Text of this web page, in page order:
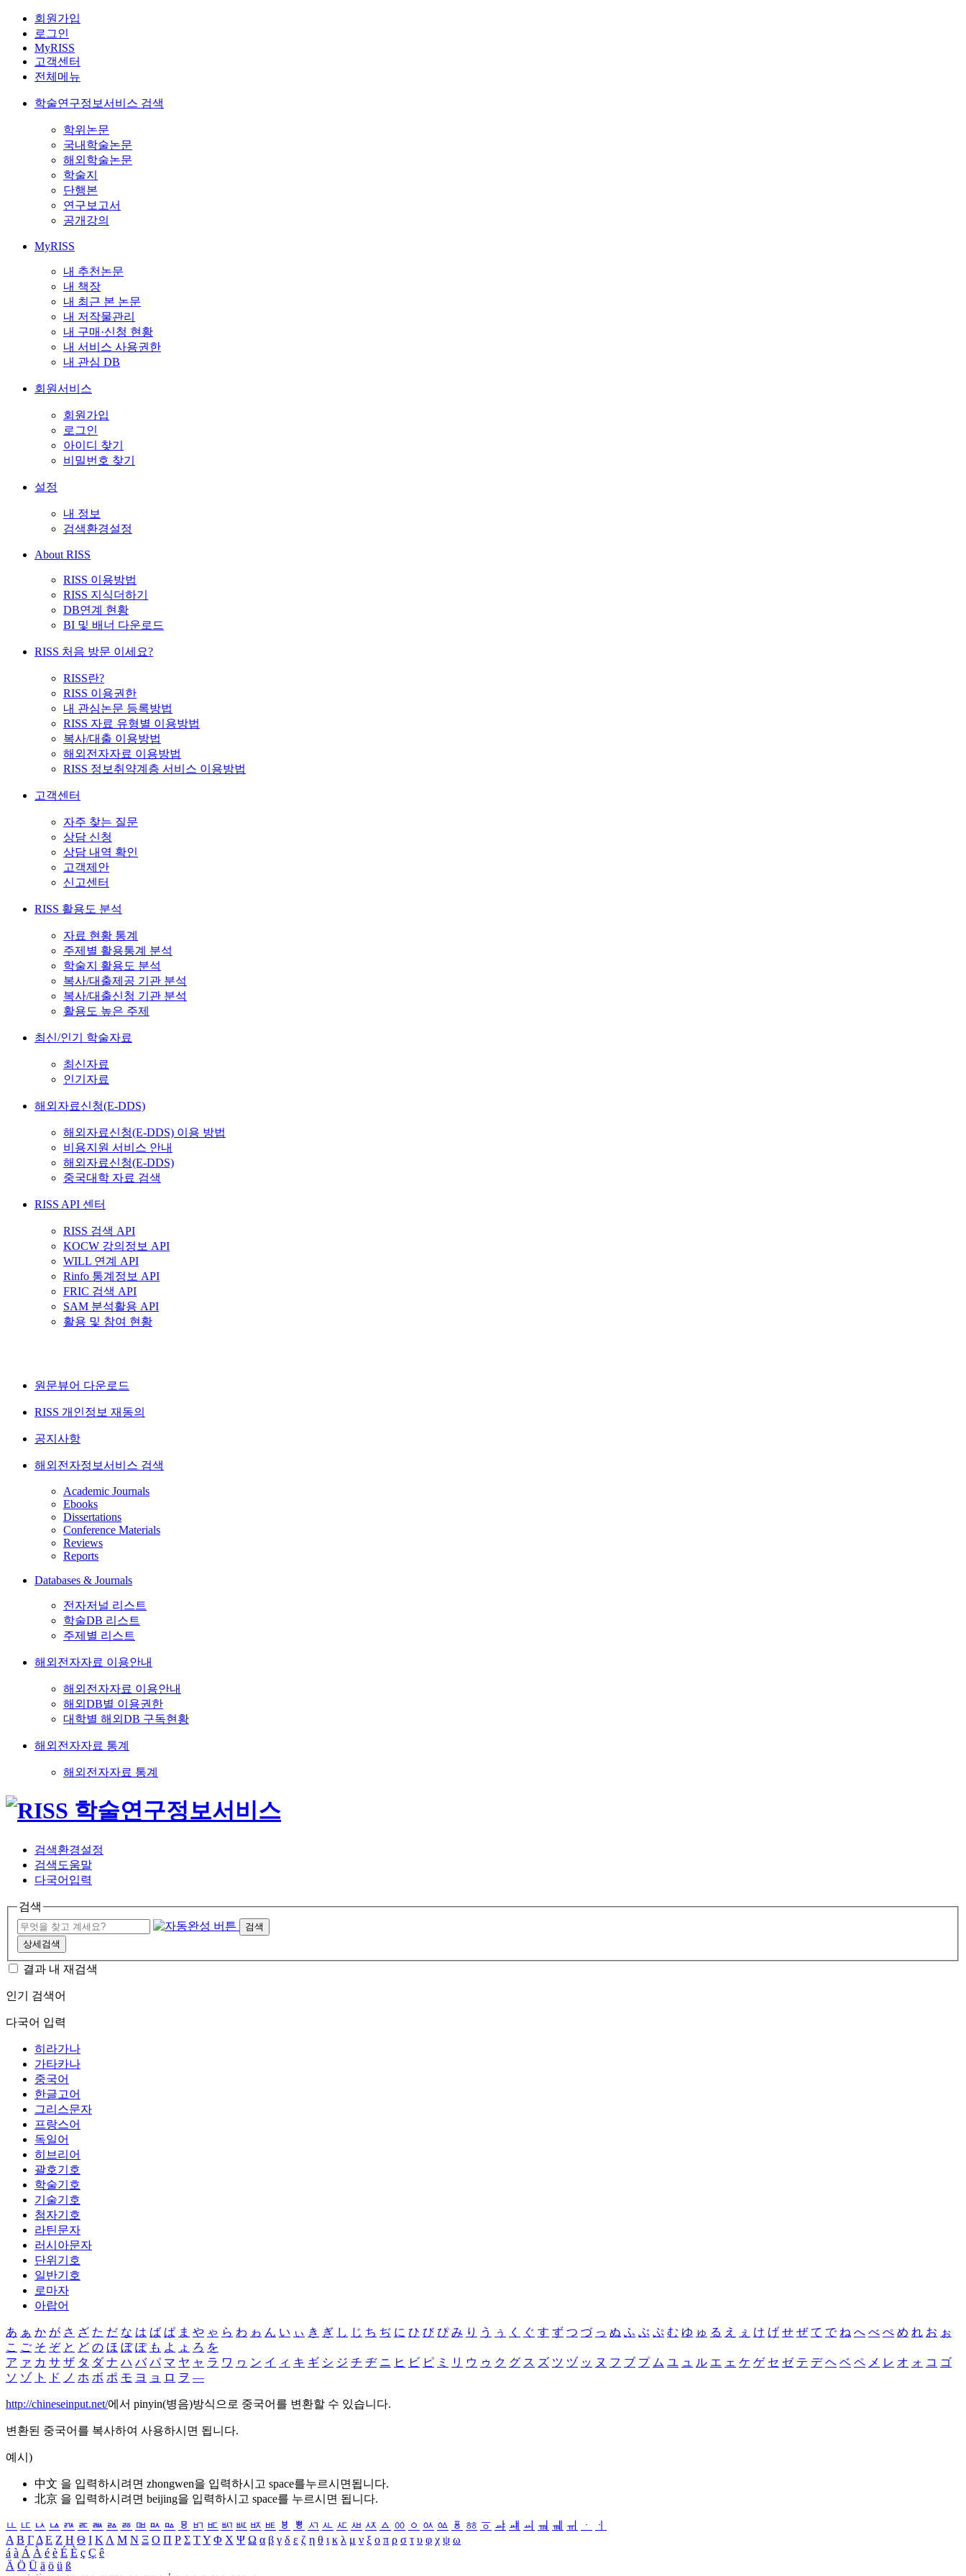
회원가입
로그인
MyRISS
고객센터
전체메뉴
학술연구정보서비스 검색
학위논문
국내학술논문
해외학술논문
학술지
단행본
연구보고서
공개강의
MyRISS
내 추천논문
내 책장
내 최근 본 논문
내 저작물관리
내 구매·신청 현황
내 서비스 사용권한
내 관심 DB
회원서비스
회원가입
로그인
아이디 찾기
비밀번호 찾기
설정
내 정보
검색환경설정
About RISS
RISS 이용방법
RISS 지식더하기
DB연계 현황
BI 및 배너 다운로드
RISS 처음 방문 이세요?
RISS란?
RISS 이용권한
내 관심논문 등록방법
RISS 자료 유형별 이용방법
복사/대출 이용방법
해외전자자료 이용방법
RISS 정보취약계층 서비스 이용방법
고객센터
자주 찾는 질문
상담 신청
상담 내역 확인
고객제안
신고센터
RISS 활용도 분석
자료 현황 통계
주제별 활용통계 분석
학술지 활용도 분석
복사/대출제공 기관 분석
복사/대출신청 기관 분석
활용도 높은 주제
최신/인기 학술자료
최신자료
인기자료
해외자료신청(E-DDS)
해외자료신청(E-DDS) 이용 방법
비용지원 서비스 안내
해외자료신청(E-DDS)
중국대학 자료 검색
RISS API 센터
RISS 검색 API
KOCW 강의정보 API
WILL 연계 API
Rinfo 통계정보 API
FRIC 검색 API
SAM 분석활용 API
활용 및 참여 현황
원문뷰어 다운로드
RISS 개인정보 재동의
공지사항
해외전자정보서비스 검색
Academic Journals
Ebooks
Dissertations
Conference Materials
Reviews
Reports
Databases & Journals
전자저널 리스트
학술DB 리스트
주제별 리스트
해외전자자료 이용안내
해외전자자료 이용안내
해외DB별 이용권한
대학별 해외DB 구독현황
해외전자자료 통계
해외전자자료 통계
검색환경설정
검색도움말
다국어입력
검색
검색
상세검색
결과 내 재검색
인기 검색어
다국어 입력
히라가나
가타카나
중국어
한글고어
그리스문자
프랑스어
독일어
히브리어
괄호기호
학술기호
기술기호
첨자기호
라틴문자
러시아문자
단위기호
일반기호
로마자
아랍어
あ ぁ か が さ ざ た だ な は ば ぱ ま や ゃ ら わ ゎ ん い ぃ き ぎ し じ ち ぢ に ひ び ぴ み り う ぅ く ぐ す ず つ づ っ ぬ ふ ぶ ぷ む ゆ ゅ る え ぇ け げ せ ぜ て で ね へ べ ぺ め れ お ぉ
こ ご そ ぞ と ど の ほ ぼ ぽ も よ ょ ろ を
ア ァ カ サ ザ タ ダ ナ ハ バ パ マ ヤ ャ ラ ワ ヮ ン イ ィ キ ギ シ ジ チ ヂ ニ ヒ ビ ピ ミ リ ウ ゥ ク グ ス ズ ツ ヅ ッ ヌ フ ブ プ ム ユ ュ ル エ ェ ケ ゲ セ ゼ テ デ ヘ ベ ペ メ レ オ ォ コ ゴ
ソ ゾ ト ド ノ ホ ボ ポ モ ヨ ョ ロ ヲ ―
http://chineseinput.net/에서 pinyin(병음)방식으로 중국어를 변환할 수 있습니다.
변환된 중국어를 복사하여 사용하시면 됩니다.
예시)
中文 을 입력하시려면 zhongwen을 입력하시고 space를누르시면됩니다.
北京 을 입력하시려면 beijing을 입력하시고 space를 누르시면 됩니다.
ㅥ ㅦ ㅧ ㅨ ㅩ ㅪ ㅫ ㅬ ㅭ ㅮ ㅯ ㅰ ㅱ ㅲ ㅳ ㅴ ㅵ ㅶ ㅷ ㅸ ㅹ ㅺ ㅻ ㅼ ㅽ ㅾ ㅿ ㆀ ㆁ ㆂ ㆃ ㆄ ㆅ ㆆ ㆇ ㆈ ㆉ ㆊ ㆋ ㆌ ㆍ
ㆎ
Α Β ΓΔ Ε Ζ Η Θ Ι ΚΛ Μ Ν Ξ Ο Π Ρ Σ ΤΥ Φ Χ Ψ Ω α β γ δ ε ζ η θ ι κ λ μ ν ξ ο π ρ σ τ υ φ χ ψ ω
á à Á À é è É È ç Ç ê
Ä Ö Ü ä ö ü ß